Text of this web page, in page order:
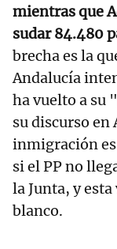
mientras que
sudar 84.480
brecha es la
Andalucía
ha vuelto a su
su discurso en
inmigración es
si el PP no
la Junta, y
blanco.